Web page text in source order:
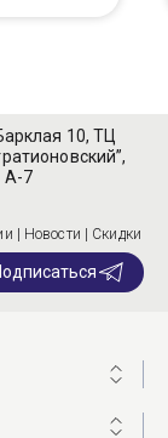
10, ТЦ
А-7
| Новости | Скидки